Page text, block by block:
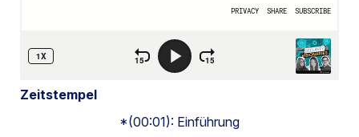
Zeitstempel
*(00:01): Einführung